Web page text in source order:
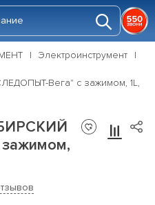
Электроинструмент
Вега" с зажимом, 1L,